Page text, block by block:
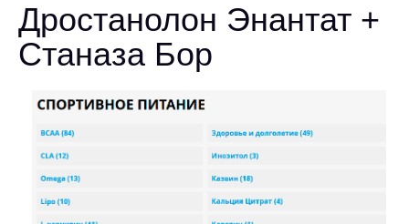
Дростанолон Энантат +
Станаза Бор